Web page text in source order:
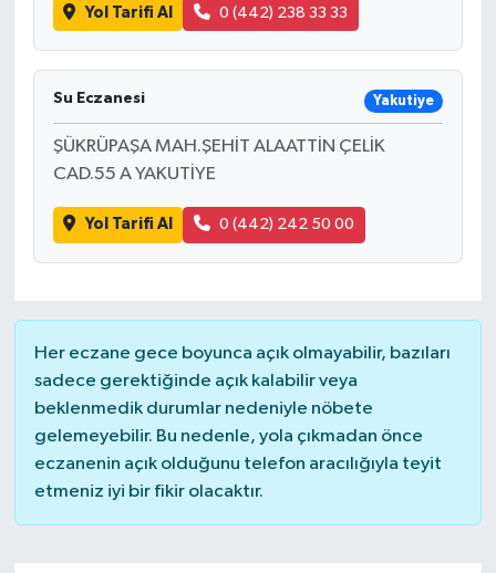
Yol Tarifi Al 0 (442) 238 33 33
Su Eczanesi Yakutiye
ŞÜKRÜPAŞA MAH.ŞEHİT ALAATTİN ÇELİK
CAD.55 A YAKUTİYE
Yol Tarifi Al 0 (442) 242 50 00
Her eczane gece boyunca açık olmayabilir, bazıları
sadece gerektiğinde açık kalabilir veya
beklenmedik durumlar nedeniyle nöbete
gelemeyebilir. Bu nedenle, yola çıkmadan önce
eczanenin açık olduğunu telefon aracılığıyla teyit
etmeniz iyi bir fikir olacaktır.